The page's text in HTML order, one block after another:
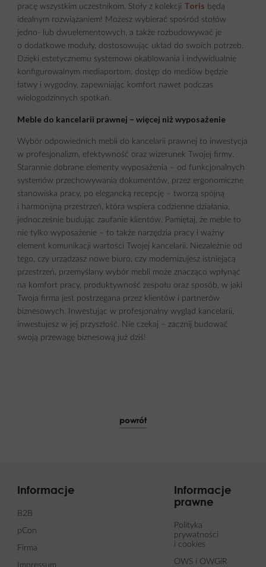
pracę wszystkim uczestnikom. Stoły z kolekcji Toris będą
idealnym rozwiązaniem! Możesz wybierać spośród stołów
jedno- lub dwuelementowych, a także rozbudowywać je
o dodatkowe moduły, dostosowując układ do swoich potrzeb.
Dzięki estetycznemu systemowi okablowania i indywidualnie
konfigurowalnym mediaportom, dostęp do mediów będzie
łatwy i wygodny, zapewniając komfort nawet podczas
wielogodzinnych spotkań.
Meble do kancelarii prawnej – więcej niż wyposażenie
Wybór odpowiednich mebli do kancelarii prawnej to inwestycja
w profesjonalizm, efektywność oraz wizerunek Twojej firmy.
Starannie dobrane elementy wyposażenia – od funkcjonalnych
systemów przechowywania dokumentów, przez ergonomiczne
stanowiska pracy, po elegancką recepcję – tworzą spójną
i harmonijną przestrzeń, która wspiera codzienne działania,
jednocześnie budując zaufanie klientów. Pamiętaj, że meble to
nie tylko wyposażenie – to także narzędzia pracy i ważny
element komunikacji wartości Twojej kancelarii. Niezależnie od
tego, czy urządzasz nowe biuro, czy modernizujesz istniejącą
przestrzeń, przemyślany wybór mebli może znacząco wpłynąć
na komfort pracy, produktywność zespołu oraz sposób, w jaki
Twoja firma jest postrzegana przez klientów i partnerów
biznesowych. Inwestując w profesjonalny wygląd kancelarii,
inwestujesz w jej przyszłość. Nie czekaj – zacznij budować
swoją przewagę biznesową już dziś!
powrót
Informacje
B2B
pCon
Firma
Impressum
Informacje
prawne
Polityka
prywatności
i cookies
OWS i OWGiR